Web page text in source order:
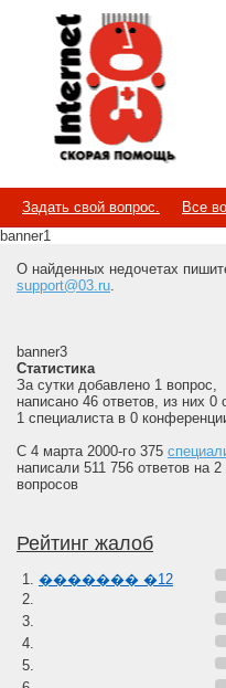
Internet
Скорая помощь
Задать свой вопрос. Все
banner1
О найденных недочетах
support@03.ru.
banner3
Статистика
За сутки добавлено 1 вопрос,
написано 46 ответов, из них 0
1 специалиста в 0
С 4 марта 2000-го 375
написали 511 756 ответов на
вопросов
Рейтинг жалоб
������� �12